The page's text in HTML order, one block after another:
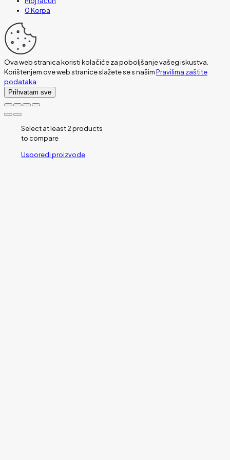
0Korpa
Ova web stranica koristi kolačiće za poboljšanje vašeg iskustva.
Korištenjem ove web stranice slažete se s našimPravilima zaštite
podataka.
Prihvatam sve
Select at least 2 products
to compare
Usporedi proizvode